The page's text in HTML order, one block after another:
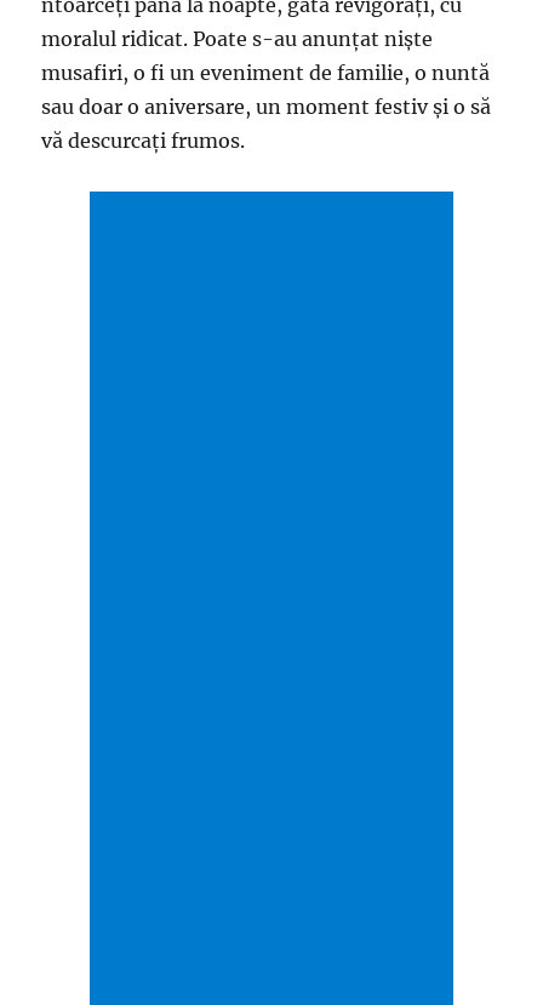
ntoarceţi până la noapte, gata revigoraţi, cu
moralul ridicat. Poate s-au anunţat nişte
musafiri, o fi un eveniment de familie, o nuntă
sau doar o aniversare, un moment festiv și o să
vă descurcați frumos.